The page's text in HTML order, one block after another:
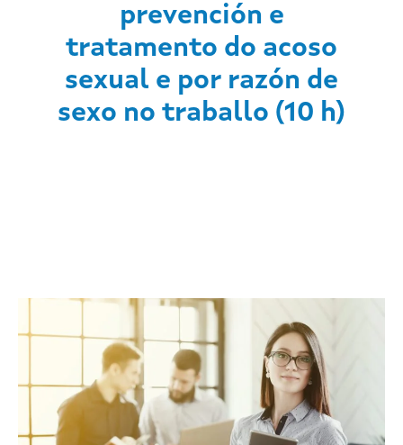
prevención e
tratamento do acoso
sexual e por razón de
sexo no traballo (10 h)